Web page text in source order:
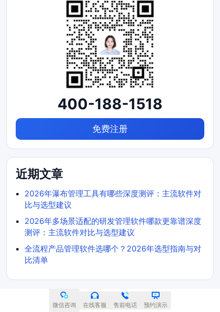
400-188-1518
免费注册
近期文章
2026年瀑布管理工具有哪些深度测评：主流软件对
比与选型建议
2026年多场景适配的研发管理软件哪款更靠谱深度
测评：主流软件对比与选型建议
全流程产品管理软件选哪个？2026年选型指南与对
比清单
微信咨询 在线客服 售前电话 预约演示